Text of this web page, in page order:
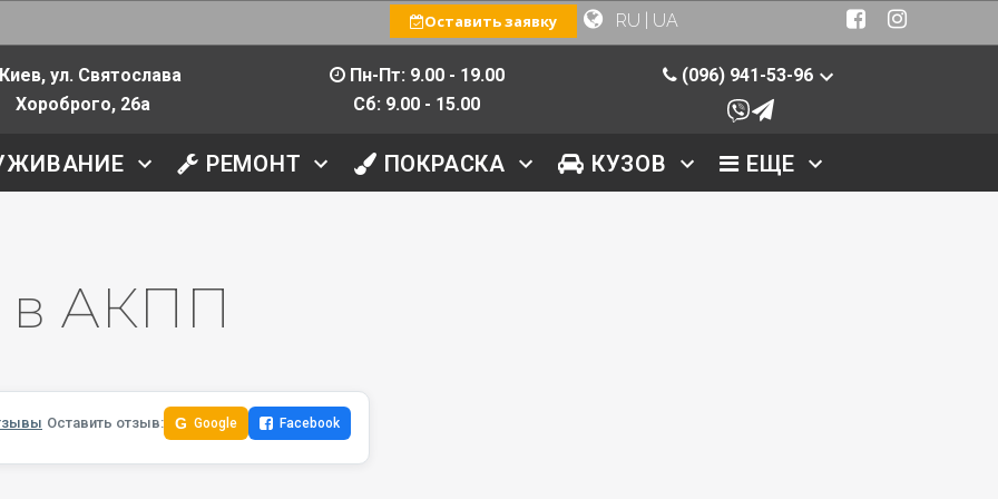
RU UA
Оставить заявку
ул. Святослава
Хороброго, 26а
Пн-Пт: 9.00 - 19.00
Сб: 9.00 - 15.00
(096) 941-53-96
РЕМОНТ ПОКРАСКА КУЗОВ ЕЩЕ
в АКПП
Оставить отзыв: G Google Facebook